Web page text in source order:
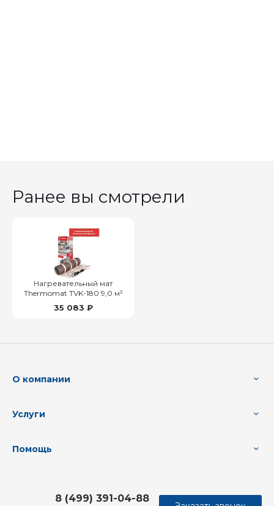
Ранее вы смотрели
Нагревательный мат
Thermomat TVK-180 9,0 м²
35 083 ₽
О компании
Услуги
Помощь
8 (499) 391-04-88